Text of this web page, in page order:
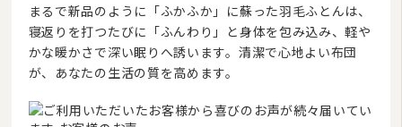
まるで新品のように「ふかふか」に蘇った羽毛ふとんは、
寝返りを打つたびに「ふんわり」と身体を包み込み、軽や
かな暖かさで深い眠りへ誘います。清潔で心地よい布団
が、あなたの生活の質を高めます。